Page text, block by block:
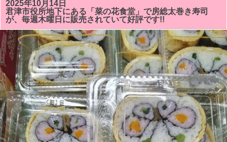
き
ず
し
教
室
で
「ハ
ロ
ウ
イ
ン」
の
カ
ボ
チ
ャ
と
「二
つ
2025年10月14日
君津市役所地下にある「菜の花食堂」で房総太巻き寿司
が、毎週木曜日に販売されていて好評です!!